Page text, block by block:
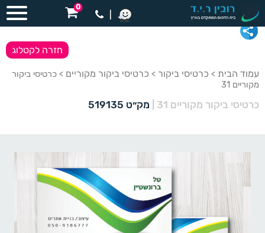
0
עמוד הבית > כרטיסי ביקור > כרטיסי ביקור מקוריים > כרטיסי ביקור
מקוריים 31
כרטיסי ביקור מקוריים 31 מק״ט 519135
חזרה לקטלוג